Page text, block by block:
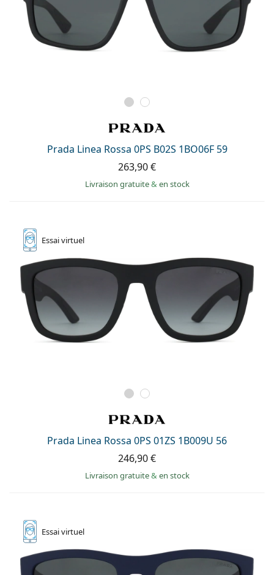
Prada Linea Rossa 0PS B02S 1BO06F 59
263,90 €
Livraison gratuite& en stock
Essaivirtuel
Prada Linea Rossa 0PS 01ZS 1B009U 56
246,90 €
Livraison gratuite& en stock
Essaivirtuel